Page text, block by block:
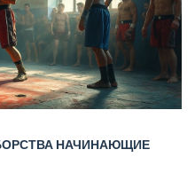
НАЧИНАЮЩИЕ